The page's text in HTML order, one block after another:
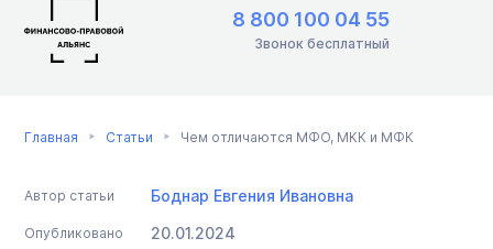
8 800 100 04 55
Звонок бесплатный
Главная Статьи Чем отличаются МФО, МКК и МФК
Автор статьи Боднар Евгения Ивановна
Опубликовано 20.01.2024